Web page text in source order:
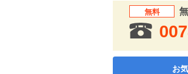
無料
お